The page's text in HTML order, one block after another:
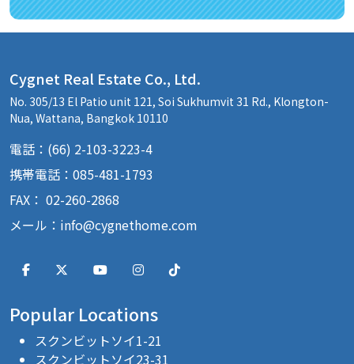
Cygnet Real Estate Co., Ltd.
No. 305/13 El Patio unit 121, Soi Sukhumvit 31 Rd., Klongton-
Nua, Wattana, Bangkok 10110
電話：(66) 2-103-3223-4
携帯電話：085-481-1793
FAX： 02-260-2868
メール： info@cygnethome.com
Popular Locations
スクンビットソイ1-21
スクンビットソイ23-31